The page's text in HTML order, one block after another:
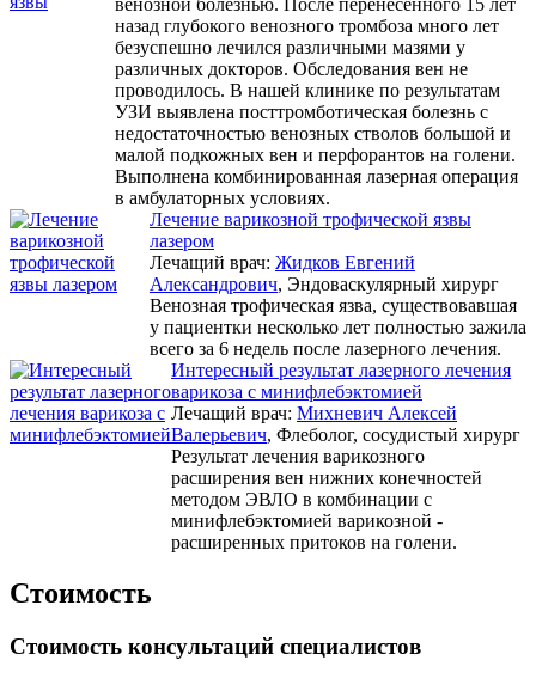
венозной болезнью. После перенесенного 15 лет
назад глубокого венозного тромбоза много лет
безуспешно лечился различными мазями у
различных докторов. Обследования вен не
проводилось. В нашей клинике по результатам
УЗИ выявлена посттромботическая болезнь с
недостаточностью венозных стволов большой и
малой подкожных вен и перфорантов на голени.
Выполнена комбинированная лазерная операция
в амбулаторных условиях.
Лечение варикозной трофической язвы
лазером
Лечащий врач: Жидков Евгений
Александрович, Эндоваскулярный хирург
Венозная трофическая язва, существовавшая
у пациентки несколько лет полностью зажила
всего за 6 недель после лазерного лечения.
Интересный результат лазерного лечения
варикоза с минифлебэктомией
Лечащий врач: Михневич Алексей
Валерьевич, Флеболог, сосудистый хирург
Результат лечения варикозного
расширения вен нижних конечностей
методом ЭВЛО в комбинации с
минифлебэктомией варикозной -
расширенных притоков на голени.
Стоимость
Стоимость консультаций специалистов